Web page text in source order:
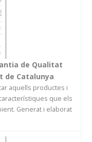
de Qualitat
de Catalunya
aquells productes i
que els
Generat i elaborat